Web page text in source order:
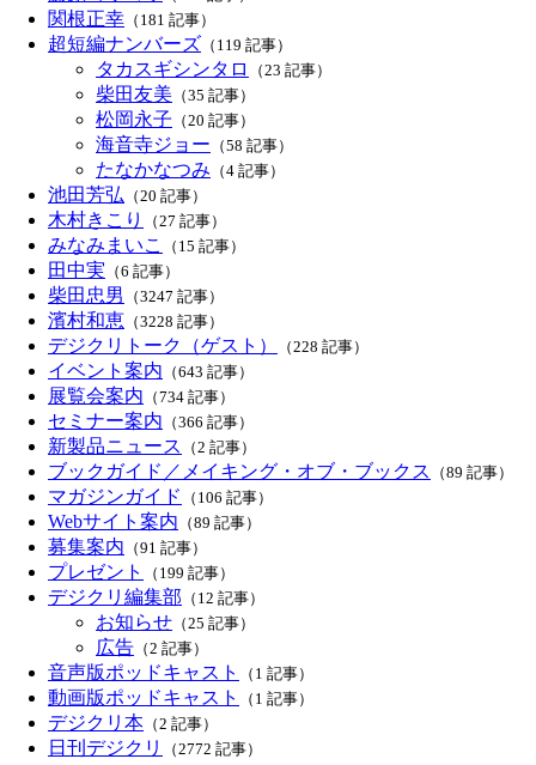
関根正幸 （181 記事）
超短編ナンバーズ （119 記事）
タカスギシンタロ （23 記事）
柴田友美 （35 記事）
松岡永子 （20 記事）
海音寺ジョー （58 記事）
たなかなつみ （4 記事）
池田芳弘 （20 記事）
木村きこり （27 記事）
みなみまいこ （15 記事）
田中実 （6 記事）
柴田忠男 （3247 記事）
濱村和恵 （3228 記事）
デジクリトーク（ゲスト） （228 記事）
イベント案内 （643 記事）
展覧会案内 （734 記事）
セミナー案内 （366 記事）
新製品ニュース （2 記事）
ブックガイド／メイキング・オブ・ブックス （89 記事）
マガジンガイド （106 記事）
Webサイト案内 （89 記事）
募集案内 （91 記事）
プレゼント （199 記事）
デジクリ編集部 （12 記事）
お知らせ （25 記事）
広告 （2 記事）
音声版ポッドキャスト （1 記事）
動画版ポッドキャスト （1 記事）
デジクリ本 （2 記事）
日刊デジクリ （2772 記事）